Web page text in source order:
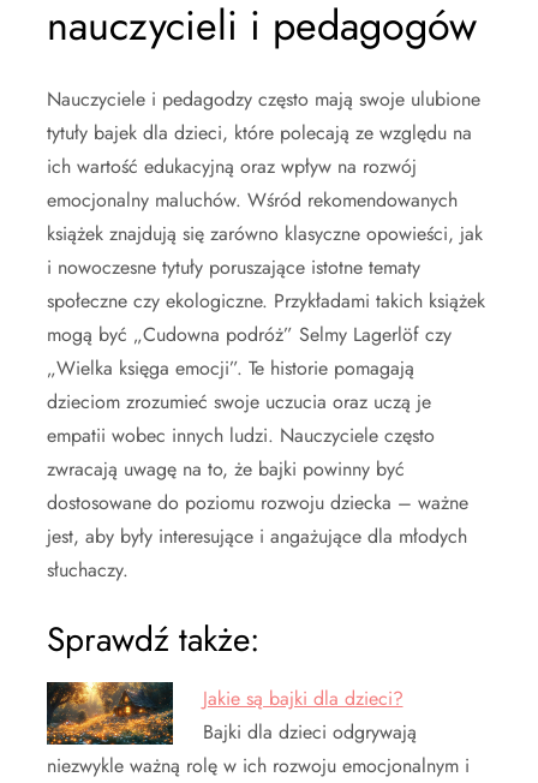
nauczycieli i pedagogów
Nauczyciele i pedagodzy często mają swoje ulubione
tytuły bajek dla dzieci, które polecają ze względu na
ich wartość edukacyjną oraz wpływ na rozwój
emocjonalny maluchów. Wśród rekomendowanych
książek znajdują się zarówno klasyczne opowieści, jak
i nowoczesne tytuły poruszające istotne tematy
społeczne czy ekologiczne. Przykładami takich książek
mogą być „Cudowna podróż” Selmy Lagerlöf czy
„Wielka księga emocji”. Te historie pomagają
dzieciom zrozumieć swoje uczucia oraz uczą je
empatii wobec innych ludzi. Nauczyciele często
zwracają uwagę na to, że bajki powinny być
dostosowane do poziomu rozwoju dziecka – ważne
jest, aby były interesujące i angażujące dla młodych
słuchaczy.
Sprawdź także:
Jakie są bajki dla dzieci?
Bajki dla dzieci odgrywają
niezwykle ważną rolę w ich rozwoju emocjonalnym i